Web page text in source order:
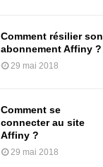
Comment résilier son
abonnement Affiny ?
29 mai 2018
Comment se
connecter au site
Affiny ?
29 mai 2018